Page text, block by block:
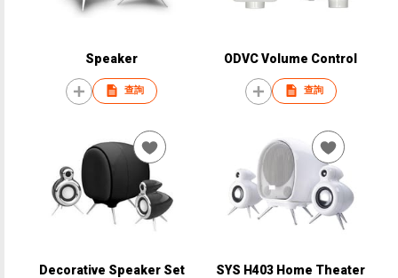
Speaker
查詢
ODVC Volume Control
查詢
Decorative Speaker Set SYS H403 Home Theater